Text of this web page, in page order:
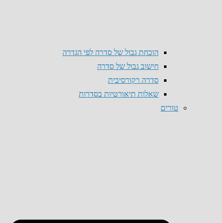
הוכחת גבול של סדרה לפי הגדרה
חישוב גבול של סדרה
סדרה רקורסיבית
שאלות תיאורטיות בסדרות
טורים